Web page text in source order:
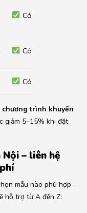
Có
Có
Có
chương trình khuyến
giảm 5–15% khi đặt
– liên hệ
mẫu nào phù hợp –
hỗ trợ từ A đến Z: